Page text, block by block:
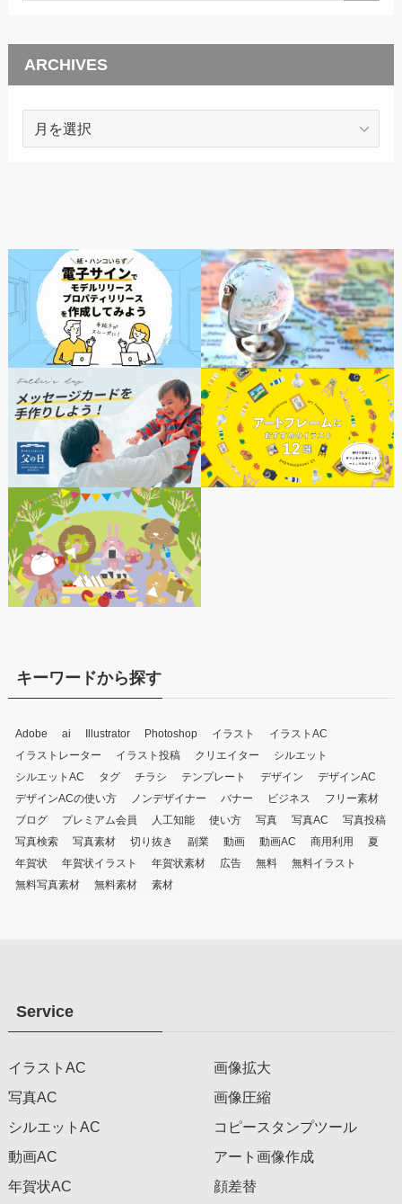
ARCHIVES
ARCHIVES
キーワードから探す
Adobe ai Illustrator Photoshop イラスト
イラストAC
イラストレーター
イラスト投稿 クリエイター
シルエット
シルエットAC
タグ チラシ テンプレート デザイン
デザインAC
デザインACの使い方
ノンデザイナー バナー ビジネス
フリー素材
ブログ
プレミアム会員 人工知能 使い方 写真 写真AC
写真投稿
写真検索
写真素材 切り抜き 副業 動画 動画AC 商用利用
夏
年賀状
年賀状イラスト 年賀状素材 広告 無料
無料イラスト
無料写真素材
無料素材 素材
Service
イラストAC
写真AC
シルエットAC
動画AC
年賀状AC
画像拡大
画像圧縮
コピースタンプツール
アート画像作成
顔差替